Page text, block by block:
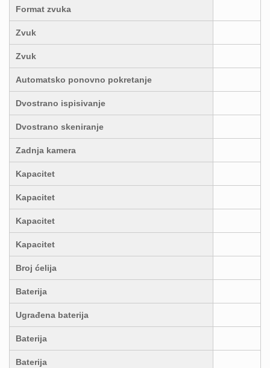
Format zvuka
Zvuk
Zvuk
Automatsko ponovno pokretanje
Dvostrano ispisivanje
Dvostrano skeniranje
Zadnja kamera
Kapacitet
Kapacitet
Kapacitet
Kapacitet
Broj ćelija
Baterija
Ugrađena baterija
Baterija
Baterija